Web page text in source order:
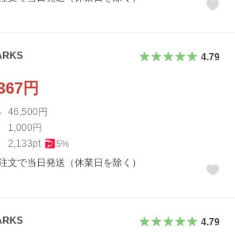
4.79
円
46,500円
1,000円
2,133pt 5%
文で当日発送（休業日を除く）
4.79